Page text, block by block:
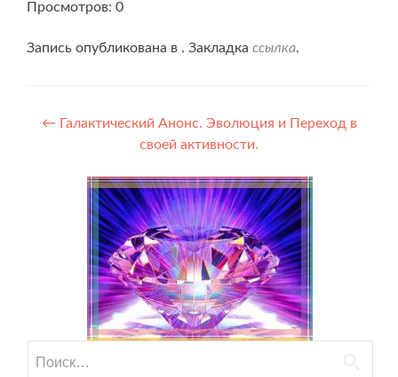
Просмотров: 0
Запись опубликована в . Закладка ссылка.
Навигация
записям
← Галактический Анонс. Эволюция и Переход в
своей активности.